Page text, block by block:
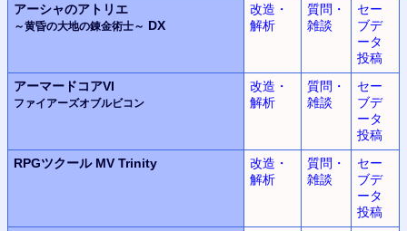
アーシャのアトリエ
～黄昏の大地の錬金術士～ DX
改造・
解析
質問・
雑談
セー
ブデ
ータ
投稿
アーマードコアVI
ファイアーズオブルビコン
改造・
解析
質問・
雑談
セー
ブデ
ータ
投稿
RPGツクール MV Trinity
改造・
解析
質問・
雑談
セー
ブデ
ータ
投稿